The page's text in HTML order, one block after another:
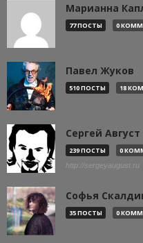
Марианна
77 ПОСТЫ 0
Павел Жуков
510 ПОСТЫ 18
Сергей Август
239 ПОСТЫ 0
http://sergeyaugust.ru
Софья
35 ПОСТЫ 0